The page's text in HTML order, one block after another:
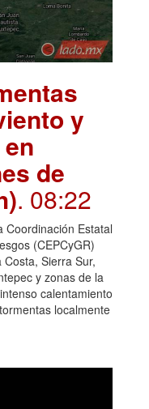
y
de
. 08:22
Coordinación Estatal
(CEPCyGR)
Sierra Sur,
y zonas de la
calentamiento
localmente